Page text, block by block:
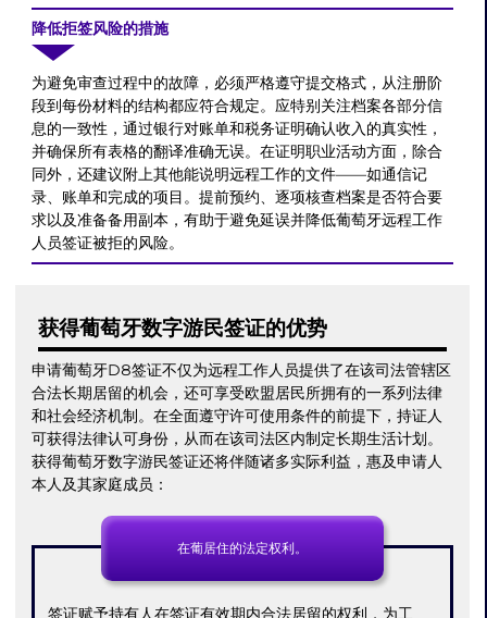
降低拒签风险的措施
为避免审查过程中的故障，必须严格遵守提交格式，从注册阶
段到每份材料的结构都应符合规定。应特别关注档案各部分信
息的一致性，通过银行对账单和税务证明确认收入的真实性，
并确保所有表格的翻译准确无误。在证明职业活动方面，除合
同外，还建议附上其他能说明远程工作的文件——如通信记
录、账单和完成的项目。提前预约、逐项核查档案是否符合要
求以及准备备用副本，有助于避免延误并降低葡萄牙远程工作
人员签证被拒的风险。
获得葡萄牙数字游民签证的优势
申请葡萄牙D8签证不仅为远程工作人员提供了在该司法管辖区
合法长期居留的机会，还可享受欧盟居民所拥有的一系列法律
和社会经济机制。在全面遵守许可使用条件的前提下，持证人
可获得法律认可身份，从而在该司法区内制定长期生活计划。
获得葡萄牙数字游民签证还将伴随诸多实际利益，惠及申请人
本人及其家庭成员：
在葡居住的法定权利。
签证赋予持有人在签证有效期内合法居留的权利，为工